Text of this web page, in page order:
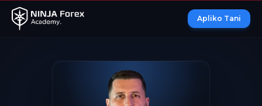
Apliko Tani